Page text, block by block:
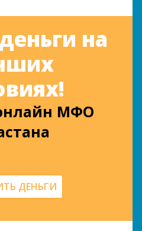
на
МФО
ДЕНЬГИ